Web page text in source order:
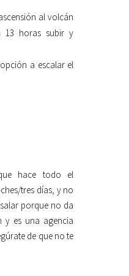
al volcán
13 horas subir y
a escalar el
hace todo el
tres días, y no
porque no da
y es una agencia
de que no te